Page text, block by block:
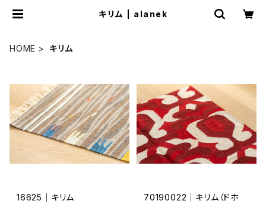
キリム | alanek
HOME キリム
16625｜キリム
70190022｜キリム（ドホ